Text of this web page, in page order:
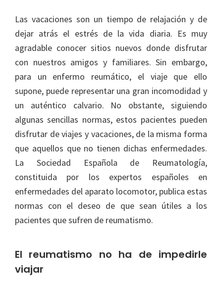
Las vacaciones son un tiempo de relajación y de
dejar atrás el estrés de la vida diaria. Es muy
agradable conocer sitios nuevos donde disfrutar
con nuestros amigos y familiares. Sin embargo,
para un enfermo reumático, el viaje que ello
supone, puede representar una gran incomodidad y
un auténtico calvario. No obstante, siguiendo
algunas sencillas normas, estos pacientes pueden
disfrutar de viajes y vacaciones, de la misma forma
que aquellos que no tienen dichas enfermedades.
La Sociedad Española de Reumatología,
constituida por los expertos españoles en
enfermedades del aparato locomotor, publica estas
normas con el deseo de que sean útiles a los
pacientes que sufren de reumatismo.
El reumatismo no ha de impedirle
viajar